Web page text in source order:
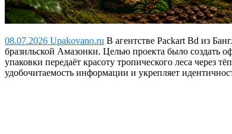
08.07.2026 Upakovano.ru В агентстве Packart Bd из
бразильской Амазонки. Целью проекта было создать
упаковки передаёт красоту тропического леса через
удобочитаемость информации и укрепляет